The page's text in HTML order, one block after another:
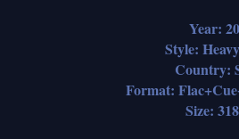
Year:
Style:
Country:
Format:
Size: